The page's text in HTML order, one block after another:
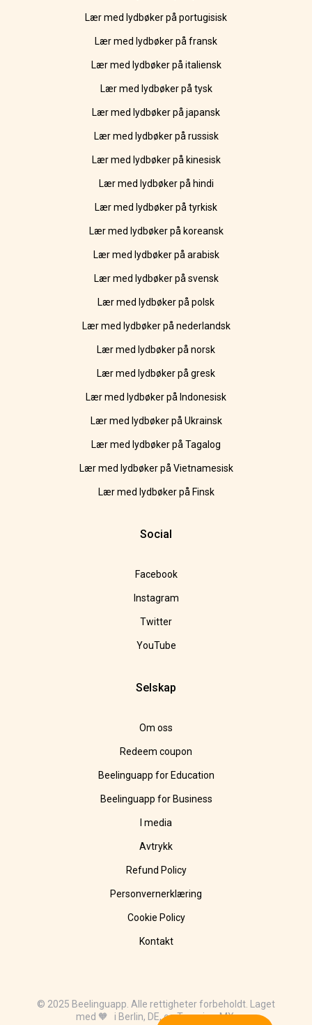
Lær med lydbøker på portugisisk
Lær med lydbøker på fransk
Lær med lydbøker på italiensk
Lær med lydbøker på tysk
Lær med lydbøker på japansk
Lær med lydbøker på russisk
Lær med lydbøker på kinesisk
Lær med lydbøker på hindi
Lær med lydbøker på tyrkisk
Lær med lydbøker på koreansk
Lær med lydbøker på arabisk
Lær med lydbøker på svensk
Lær med lydbøker på polsk
Lær med lydbøker på nederlandsk
Lær med lydbøker på norsk
Lær med lydbøker på gresk
Lær med lydbøker på Indonesisk
Lær med lydbøker på Ukrainsk
Lær med lydbøker på Tagalog
Lær med lydbøker på Vietnamesisk
Lær med lydbøker på Finsk
Social
Facebook
Instagram
Twitter
YouTube
Selskap
Om oss
Redeem coupon
Beelinguapp for Education
Beelinguapp for Business
I media
Avtrykk
Refund Policy
Personvernerklæring
Cookie Policy
Kontakt
© 2025 Beelinguapp. Alle rettigheter forbeholdt. Laget
med 🧡 i Berlin, DE, og Tampico, MX.